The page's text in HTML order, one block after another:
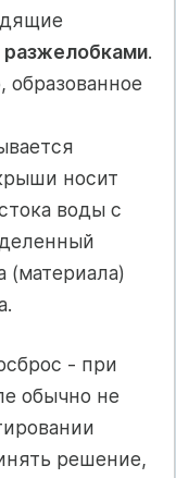
разжелобками.
образованное
носит
воды с
(материала)
- при
обычно не
решение,